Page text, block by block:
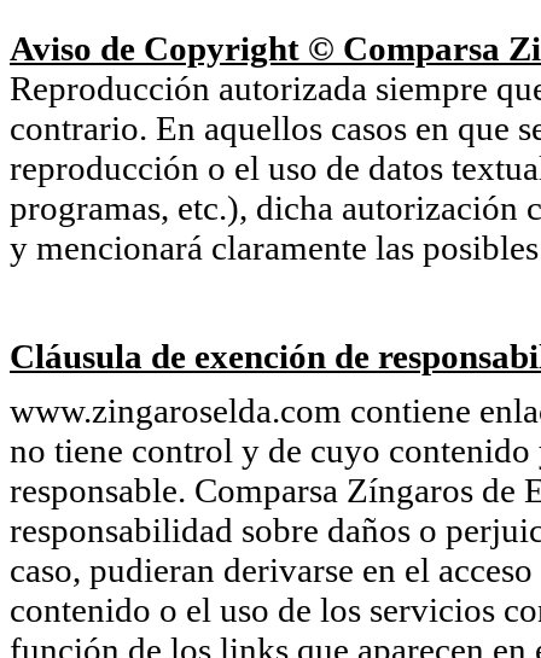
Aviso de Copyright © Comparsa
Reproducción autorizada siempre
contrario. En aquellos casos en que
reproducción o el uso de datos
programas, etc.), dicha autorización
y mencionará claramente las
Cláusula de exención de
www.zingaroselda.com contiene
no tiene control y de cuyo
responsable. Comparsa Zíngaros de
responsabilidad sobre daños o
caso, pudieran derivarse en el
contenido o el uso de los servicios
función de los links que aparecen